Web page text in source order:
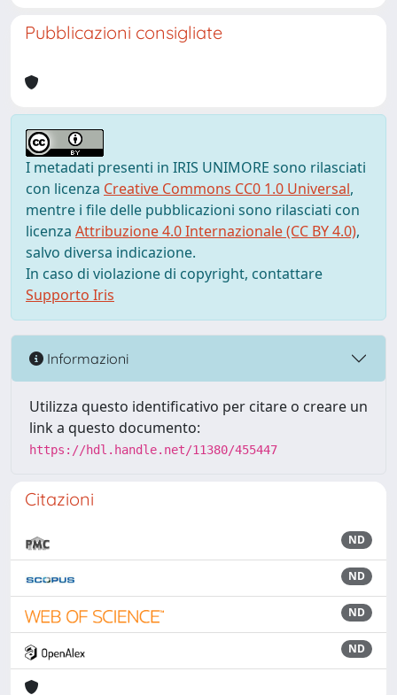
Pubblicazioni consigliate
I metadati presenti in IRIS UNIMORE sono rilasciati
con licenza Creative Commons CC0 1.0 Universal,
mentre i file delle pubblicazioni sono rilasciati con
licenza Attribuzione 4.0 Internazionale (CC BY 4.0),
salvo diversa indicazione.
In caso di violazione di copyright, contattare
Supporto Iris
Informazioni
Utilizza questo identificativo per citare o creare un
link a questo documento:
https://hdl.handle.net/11380/455447
Citazioni
ND
ND
ND
ND